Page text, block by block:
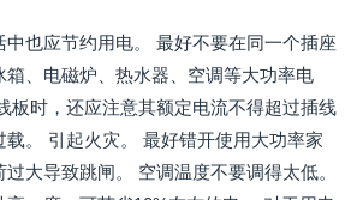
中也应节约用电。 最好不要在同一个插座
、电磁炉、热水器、空调等大功率电
板时，还应注意其额定电流不得超过插线
。 引起火灾。 最好错开使用大功率家
大导致跳闸。 空调温度不要调得太低。